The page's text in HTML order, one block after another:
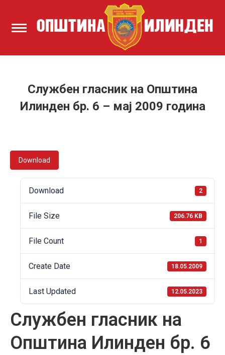
Службен гласник на Општина
Илинден бр. 6 – мај 2009 година
Download
Download 2
File Size 206.76 KB
File Count 1
Create Date 18.05.2009
Last Updated 12.05.2023
Службен гласник на
Општина Илинден бр. 6